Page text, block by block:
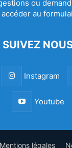
ou
accéder au
SUIVEZ
Instagram
Youtube
Mentions légales